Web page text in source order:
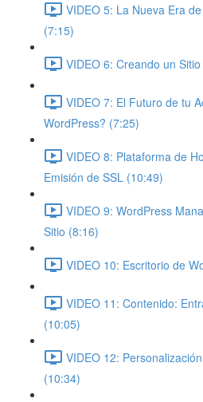
VIDEO 5: La Nueva Era
(7:15)
VIDEO 6: Creando un
VIDEO 7: El Futuro de tu
WordPress? (7:25)
VIDEO 8: Plataforma de
Emisión de SSL (10:49)
VIDEO 9: WordPress
Sitio (8:16)
VIDEO 10: Escritorio de
VIDEO 11: Contenido:
(10:05)
VIDEO 12:
(10:34)